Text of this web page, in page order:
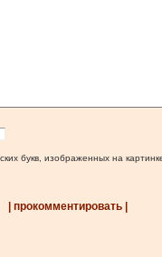
букв, изображенных на
| прокомментировать |